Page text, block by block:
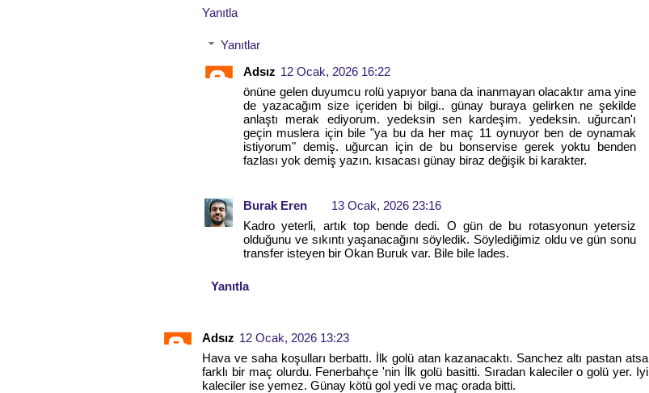
Yanıtla
Yanıtlar
Adsız 12 Ocak, 2026 16:22
önüne gelen duyumcu rolü yapıyor bana da inanmayan olacaktır ama yine
de yazacağım size içeriden bi bilgi.. günay buraya gelirken ne şekilde
anlaştı merak ediyorum. yedeksin sen kardeşim. yedeksin. uğurcan'ı
geçin muslera için bile "ya bu da her maç 11 oynuyor ben de oynamak
istiyorum" demiş. uğurcan için de bu bonservise gerek yoktu benden
fazlası yok demiş yazın. kısacası günay biraz değişik bi karakter.
Burak Eren
13 Ocak, 2026 23:16
Kadro yeterli, artık top bende dedi. O gün de bu rotasyonun yetersiz
olduğunu ve sıkıntı yaşanacağını söyledik. Söylediğimiz oldu ve gün sonu
transfer isteyen bir Okan Buruk var. Bile bile lades.
Yanıtla
Adsız 12 Ocak, 2026 13:23
Hava ve saha koşulları berbattı. İlk golü atan kazanacaktı. Sanchez altı pastan atsa
farklı bir maç olurdu. Fenerbahçe 'nin İlk golü basitti. Sıradan kaleciler o golü yer. Iyi
kaleciler ise yemez. Günay kötü gol yedi ve maç orada bitti.